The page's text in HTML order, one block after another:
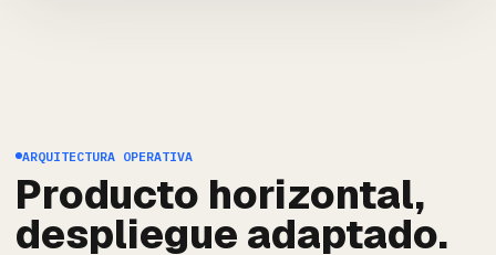
ARQUITECTURA OPERATIVA
Producto horizontal,
despliegue adaptado.